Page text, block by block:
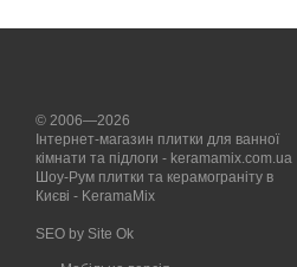
© 2006—2026
Інтернет-магазин плитки для ванної
кімнати та підлоги - keramamix.com.ua
Шоу-Рум плитки та керамограніту в
Києві - KeramaMix
SEO by Site Ok